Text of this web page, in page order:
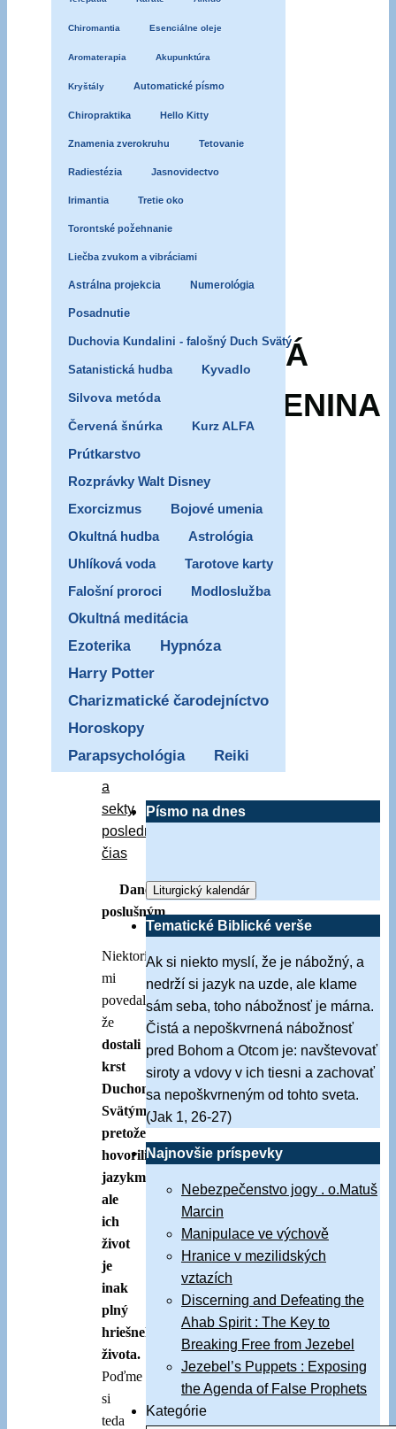
napodobenina
v
cirkvi
DAR
JAZYKOV
A
DIABOLSKÁ
NAPODOBENINA
–
TRÓJSKY
KÔŇ
V
CIRKVI
17/11/2025
náuky
a
sekty
posledných
čias
Dané
poslušným
Niektorí
mi
povedali,
že
dostali
krst
Duchom
Svätým,
pretože
hovorili
jazykmi,
ale
ich
život
je
inak
plný
hriešneho
života.
Poďme
si
teda
Chiromantia Esenciálne oleje
Aromaterapia Akupunktúra
Kryštály Automatické písmo
Chiropraktika Hello Kitty
Znamenia zverokruhu Tetovanie
Radiestézia Jasnovidectvo
Irimantia Tretie oko
Torontské požehnanie
Liečba zvukom a vibráciami
Astrálna projekcia Numerológia
Posadnutie
Duchovia Kundalini - falošný Duch Svätý
Satanistická hudba Kyvadlo
Silvova metóda
Červená šnúrka Kurz ALFA
Prútkarstvo
Rozprávky Walt Disney
Exorcizmus
Bojové umenia
Okultná hudba
Astrológia
Uhlíková voda
Tarotove karty
Falošní proroci
Modloslužba
Okultná meditácia
Ezoterika
Hypnóza
Harry Potter
Charizmatické čarodejníctvo
Horoskopy
Parapsychológia
Reiki
Písmo na dnes
Liturgický kalendár
Tematické Biblické verše
Ak si niekto myslí, že je nábožný, a
nedrží si jazyk na uzde, ale klame
sám seba, toho nábožnosť je márna.
Čistá a nepoškvrnená nábožnosť
pred Bohom a Otcom je: navštevovať
siroty a vdovy v ich tiesni a zachovať
sa nepoškvrneným od tohto sveta.
(Jak 1, 26-27)
Najnovšie príspevky
Nebezpečenstvo jogy . o.Matuš
Marcin
Manipulace ve výchově
Hranice v mezilidských
vztazích
Discerning and Defeating the
Ahab Spirit : The Key to
Breaking Free from Jezebel
Jezebel’s Puppets : Exposing
the Agenda of False Prophets
Kategórie